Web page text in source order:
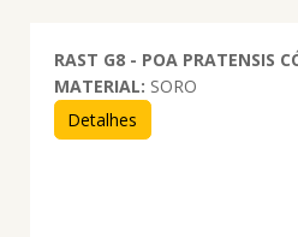
RAST G8 - POA PRATENSIS
MATERIAL: SORO
Detalhes